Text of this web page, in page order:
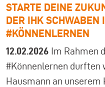
STARTE DEINE
DER IHK SCHWABEN
#KÖNNENLERNEN
12.02.2026 Im Rahmen
#Könnenlernen durften
Hausmann an